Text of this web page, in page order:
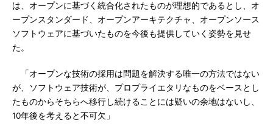
は、オープンに基づく統合化されたものが理想的であるとし、オ
ープンスタンダード、オープンアーキテクチャ、オープンソース
ソフトウェアに基づいたものを今後も提供していく姿勢を見せ
た。
「オープンな技術の採用は問題を解決する唯一の方法ではない
が、ソフトウェア技術が、プロプライエタリなものをベースとし
たものからそちらへ移行し続けることには疑いの余地はないし、
10年後を考えると不可欠」